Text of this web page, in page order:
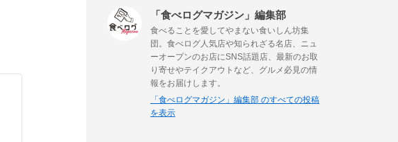
「食べログマガジン」編集部
食べることを愛してやまない食いしん坊集
団。食べログ人気店や知られざる名店、ニュ
ーオープンのお店にSNS話題店、最新のお取
り寄せやテイクアウトなど、グルメ必見の情
報をお届けします。
「食べログマガジン」編集部 のすべての投稿
を表示